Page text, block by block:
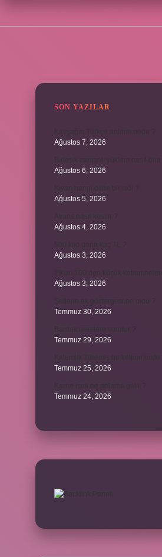
SON YAZILAR
Ağustos 7, 2026
Ağustos 6, 2026
Ağustos 5, 2026
Ağustos 4, 2026
Ağustos 3, 2026
Ağustos 3, 2026
Temmuz 30, 2026
Temmuz 29, 2026
Temmuz 25, 2026
Temmuz 24, 2026